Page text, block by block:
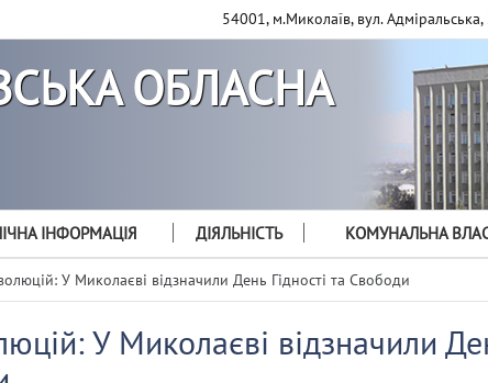
54001, м.Миколаїв, вул. Адміральська,
ОБЛАСНА
ІНФОРМАЦІЯ ДІЯЛЬНІСТЬ КОМУНАЛЬНА
У Миколаєві відзначили День Гідності та Свободи
У Миколаєві відзначили